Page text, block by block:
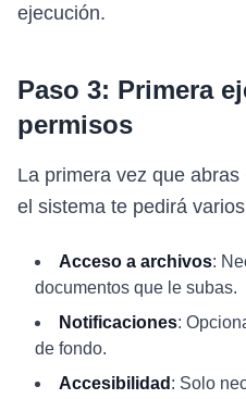
ejecución.
Paso 3: Primera
permisos
La primera vez que
el sistema te pedirá
Acceso a archivos:
documentos que le subas.
Notificaciones:
de fondo.
Accesibilidad : Solo